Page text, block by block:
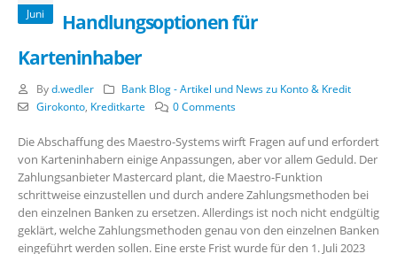
Juni
Handlungsoptionen für
Karteninhaber
By d.wedler
Bank Blog - Artikel und News zu Konto & Kredit
Girokonto, Kreditkarte 0 Comments
Die Abschaffung des Maestro-Systems wirft Fragen auf und erfordert
von Karteninhabern einige Anpassungen, aber vor allem Geduld. Der
Zahlungsanbieter Mastercard plant, die Maestro-Funktion
schrittweise einzustellen und durch andere Zahlungsmethoden bei
den einzelnen Banken zu ersetzen. Allerdings ist noch nicht endgültig
geklärt, welche Zahlungsmethoden genau von den einzelnen Banken
eingeführt werden sollen. Eine erste Frist wurde für den 1. Juli 2023